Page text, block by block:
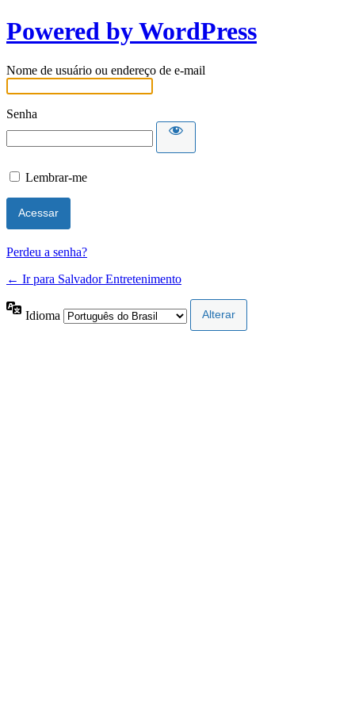
Powered by WordPress
Nome de usuário ou endereço de e-mail
Senha
Lembrar-me
Perdeu a senha?
← Ir para Salvador Entretenimento
Idioma